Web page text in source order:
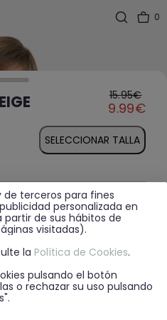
0
Price reduced
15.95€
to
9.99€
SELECCIONAR TALLA
de terceros para fines
personalizada en
de sus hábitos de
visitadas).
la Política de Cookies.
pulsando el botón
o rechazar su uso pulsando